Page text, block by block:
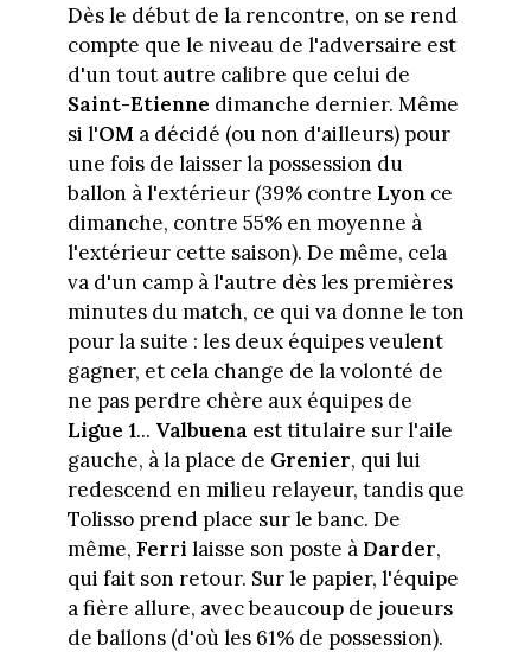
Dès le début de la rencontre, on se rend
compte que le niveau de l'adversaire est
d'un tout autre calibre que celui de
Saint-Etienne dimanche dernier. Même
si l'OMa décidé (ou non d'ailleurs) pour
une fois de laisser la possession du
ballon à l'extérieur (39% contre Lyonce
dimanche, contre 55% en moyenne à
l'extérieur cette saison). De même, cela
va d'un camp à l'autre dès les premières
minutes du match, ce qui va donne le ton
pour la suite : les deux équipes veulent
gagner, et cela change de la volonté de
ne pas perdre chère aux équipes de
Ligue 1... Valbuena est titulaire sur l'aile
gauche, à la place de Grenier, qui lui
redescend en milieu relayeur, tandis que
Tolisso prend place sur le banc. De
même, Ferri laisse son poste à Darder,
qui fait son retour. Sur le papier, l'équipe
a fière allure, avec beaucoup de joueurs
de ballons (d'où les 61% de possession).